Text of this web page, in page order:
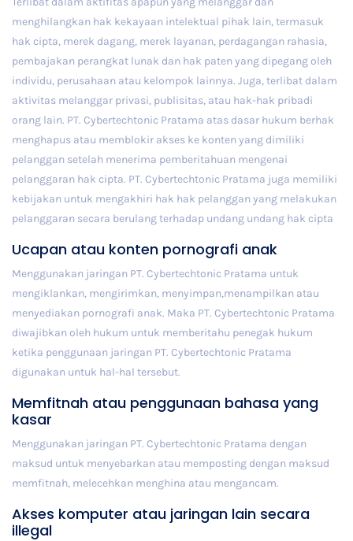
menghilangkan hak kekayaan intelektual pihak lain, termasuk
hak cipta, merek dagang, merek layanan, perdagangan rahasia,
pembajakan perangkat lunak dan hak paten yang dipegang oleh
individu, perusahaan atau kelompok lainnya. Juga, terlibat dalam
aktivitas melanggar privasi, publisitas, atau hak-hak pribadi
orang lain. PT. Cybertechtonic Pratama atas dasar hukum berhak
menghapus atau memblokir akses ke konten yang dimiliki
pelanggan setelah menerima pemberitahuan mengenai
pelanggaran hak cipta. PT. Cybertechtonic Pratama juga memiliki
kebijakan untuk mengakhiri hak hak pelanggan yang melakukan
pelanggaran secara berulang terhadap undang undang hak cipta
Ucapan atau konten pornografi anak
Menggunakan jaringan PT. Cybertechtonic Pratama untuk
mengiklankan, mengirimkan, menyimpan,menampilkan atau
menyediakan pornografi anak. Maka PT. Cybertechtonic Pratama
diwajibkan oleh hukum untuk memberitahu penegak hukum
ketika penggunaan jaringan PT. Cybertechtonic Pratama
digunakan untuk hal-hal tersebut.
Memfitnah atau penggunaan bahasa yang
kasar
Menggunakan jaringan PT. Cybertechtonic Pratama dengan
maksud untuk menyebarkan atau memposting dengan maksud
memfitnah, melecehkan menghina atau mengancam.
Akses komputer atau jaringan lain secara
illegal